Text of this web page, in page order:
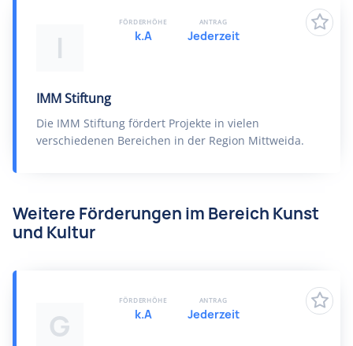
I
IMM Stiftung
Die IMM Stiftung fördert Projekte in vielen
verschiedenen Bereichen in der Region Mittweida.
FÖRDERHÖHE
k.A
ANTRAG
Jederzeit
Weitere Förderungen im Bereich Kunst
und Kultur
G
FÖRDERHÖHE
k.A
ANTRAG
Jederzeit